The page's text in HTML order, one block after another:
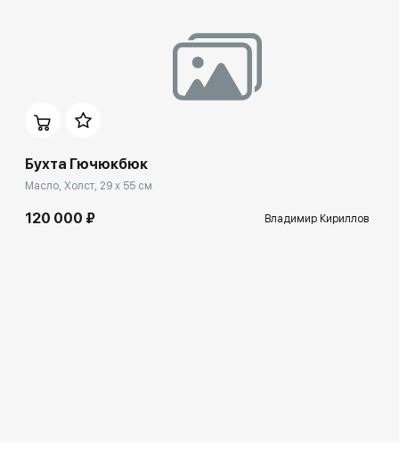
Бухта Гючюкбюк
Масло, Холст, 29 x 55 см
120 000 ₽ Владимир Кириллов